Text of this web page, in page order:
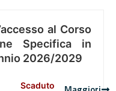
al Corso
Specifica in
2026/2029
Scaduto